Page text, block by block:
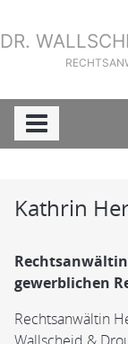
DR.
Sie sind hier:
Kathrin
gewerblichen
Rechtsanwältin